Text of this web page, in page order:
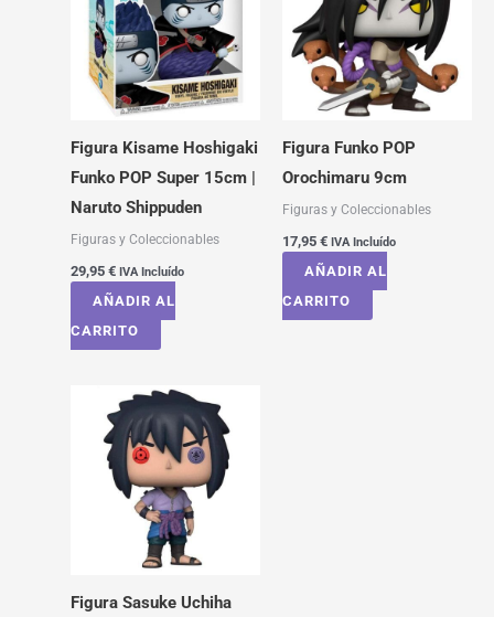
Figura Kisame Hoshigaki
Funko POP Super 15cm |
Naruto Shippuden
Figuras y Coleccionables
29,95 € IVA Incluído
AÑADIR AL
CARRITO
Figura Funko POP
Orochimaru 9cm
Figuras y Coleccionables
17,95 € IVA Incluído
AÑADIR AL
CARRITO
Figura Sasuke Uchiha